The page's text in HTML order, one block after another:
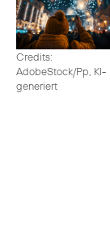
Credits:
AdobeStock/Pp, KI-
generiert